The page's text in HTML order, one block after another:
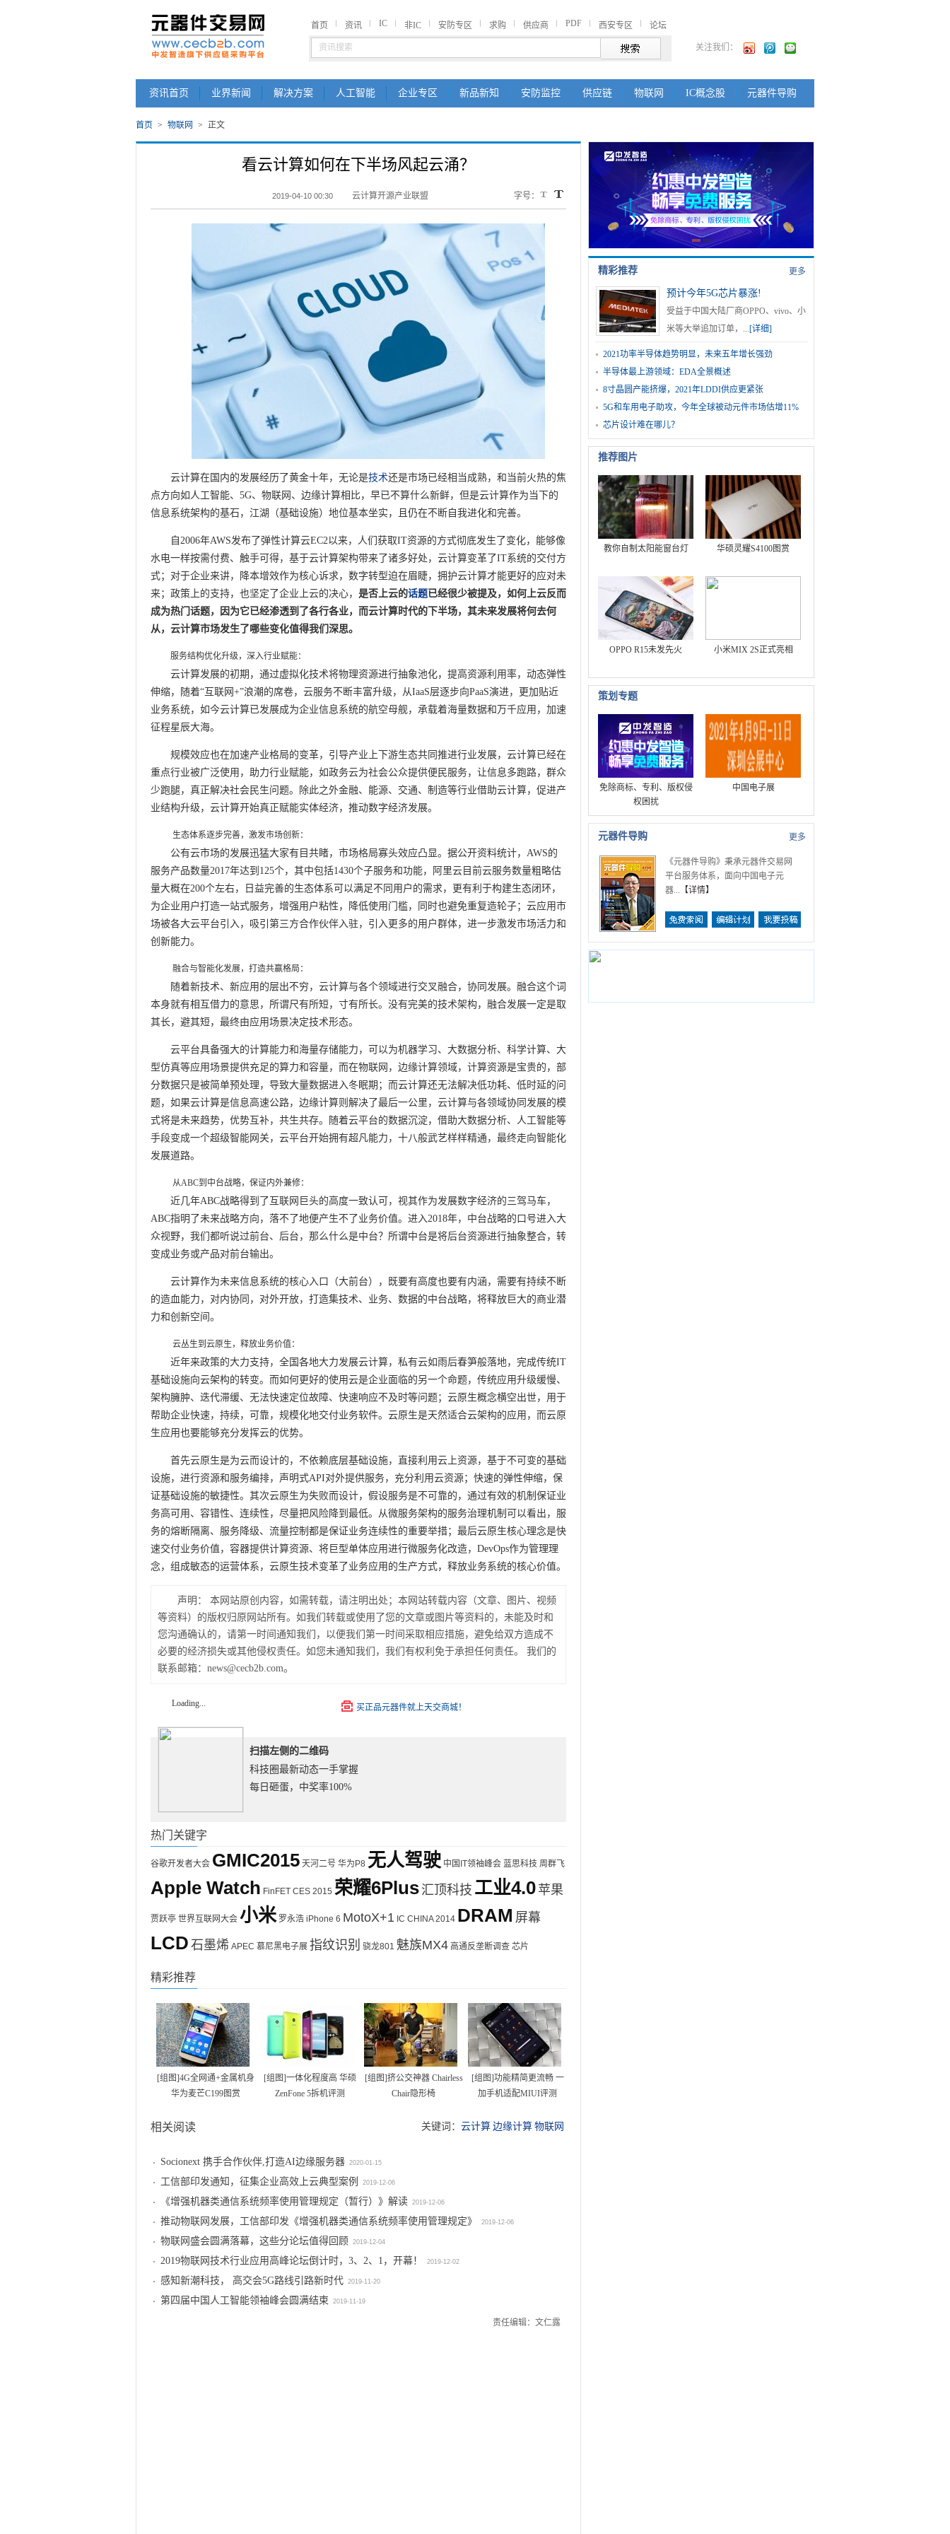
首页 资讯 IC 非IC 安防专区 求购 供应商 PDF 西安专区 论坛
关注我们：
资讯首页 业界新闻 解决方案 人工智能 企业专区 新品新知 安防监控 供应链 物联网 IC概念股 元器件导购
首页 > 物联网 > 正文
看云计算如何在下半场风起云涌？
2019-04-10 00:30 云计算开源产业联盟 字号：
云计算在国内的发展经历了黄金十年，无论是技术还是市场已经相当成熟，和当前火热的焦
点方向如人工智能、5G、物联网、边缘计算相比，早已不算什么新鲜，但是云计算作为当下的
信息系统架构的基石，江湖（基础设施）地位基本坐实，且仍在不断自我进化和完善。
自2006年AWS发布了弹性计算云EC2以来，人们获取IT资源的方式彻底发生了变化，能够像
水电一样按需付费、触手可得，基于云计算架构带来了诸多好处，云计算变革了IT系统的交付方
式；对于企业来讲，降本增效作为核心诉求，数字转型迫在眉睫，拥护云计算才能更好的应对未
来；政策上的支持，也坚定了企业上云的决心， 是否上云的话题已经很少被提及，如何上云反而
成为热门话题，因为它已经渗透到了各行各业，而云计算时代的下半场，其未来发展将何去何
从，云计算市场发生了哪些变化值得我们深思。
服务结构优化升级，深入行业赋能：
云计算发展的初期，通过虚拟化技术将物理资源进行抽象池化，提高资源利用率，动态弹性
伸缩，随着“互联网+”浪潮的席卷，云服务不断丰富升级，从IaaS层逐步向PaaS演进，更加贴近
业务系统，如今云计算已发展成为企业信息系统的航空母舰，承载着海量数据和万千应用，加速
征程星辰大海。
规模效应也在加速产业格局的变革，引导产业上下游生态共同推进行业发展，云计算已经在
重点行业被广泛使用，助力行业赋能，如政务云为社会公众提供便民服务，让信息多跑路，群众
少跑腿，真正解决社会民生问题。除此之外金融、能源、交通、制造等行业借助云计算，促进产
业结构升级，云计算开始真正赋能实体经济，推动数字经济发展。
生态体系逐步完善，激发市场创新：
公有云市场的发展迅猛大家有目共睹，市场格局寡头效应凸显。据公开资料统计，AWS的
服务产品数量2017年达到125个，其中包括1430个子服务和功能，阿里云目前云服务数量粗略估
量大概在200个左右，日益完善的生态体系可以满足不同用户的需求，更有利于构建生态闭环，
为企业用户打造一站式服务，增强用户粘性，降低使用门槛，同时也避免重复造轮子；云应用市
场被各大云平台引入，吸引第三方合作伙伴入驻，引入更多的用户群体，进一步激发市场活力和
创新能力。
融合与智能化发展，打造共赢格局：
随着新技术、新应用的层出不穷，云计算与各个领域进行交叉融合，协同发展。融合这个词
本身就有相互借力的意思，所谓尺有所短，寸有所长。没有完美的技术架构，融合发展一定是取
其长，避其短，最终由应用场景决定技术形态。
云平台具备强大的计算能力和海量存储能力，可以为机器学习、大数据分析、科学计算、大
型仿真等应用场景提供充足的算力和容量，而在物联网，边缘计算领域，计算资源是宝贵的，部
分数据只是被简单预处理，导致大量数据进入冬眠期；而云计算还无法解决低功耗、低时延的问
题，如果云计算是信息高速公路，边缘计算则解决了最后一公里，云计算与各领域协同发展的模
式将是未来趋势，优势互补，共生共存。随着云平台的数据沉淀，借助大数据分析、人工智能等
手段变成一个超级智能网关，云平台开始拥有超凡能力，十八般武艺样样精通，最终走向智能化
发展道路。
从ABC到中台战略，保证内外兼修：
近几年ABC战略得到了互联网巨头的高度一致认可，视其作为发展数字经济的三驾马车，
ABC指明了未来战略方向，落不了地便产生不了业务价值。进入2018年，中台战略的口号进入大
众视野，我们都听说过前台、后台，那么什么是中台？所谓中台是将后台资源进行抽象整合，转
变成业务或产品对前台输出。
云计算作为未来信息系统的核心入口（大前台），既要有高度也要有内涵，需要有持续不断
的造血能力，对内协同，对外开放，打造集技术、业务、数据的中台战略，将释放巨大的商业潜
力和创新空间。
云丛生到云原生，释放业务价值：
近年来政策的大力支持，全国各地大力发展云计算，私有云如雨后春笋般落地，完成传统IT
基础设施向云架构的转变。而如何更好的使用云是企业面临的另一个命题，传统应用升级缓慢、
架构臃肿、迭代滞缓、无法快速定位故障、快速响应不及时等问题；云原生概念横空出世，用于
帮助企业快速，持续，可靠，规模化地交付业务软件。云原生是天然适合云架构的应用，而云原
生应用也要能够充分发挥云的优势。
首先云原生是为云而设计的，不依赖底层基础设施，直接利用云上资源，基于不可变的基础
设施，进行资源和服务编排，声明式API对外提供服务，充分利用云资源；快速的弹性伸缩，保
证基础设施的敏捷性。其次云原生为失败而设计，假设服务是不可靠的，通过有效的机制保证业
务高可用、容错性、连续性，尽量把风险降到最低。从微服务架构的服务治理机制可以看出，服
务的熔断隔离、服务降级、流量控制都是保证业务连续性的重要举措；最后云原生核心理念是快
速交付业务价值，容器提供计算资源、将巨型单体应用进行微服务化改造，DevOps作为管理理
念，组成敏态的运营体系，云原生技术变革了业务应用的生产方式，释放业务系统的核心价值。
声明：
本网站原创内容，如需转载，请注明出处；本网站转载内容（文章、图片、视频
等资料）的版权归原网站所有。如我们转载或使用了您的文章或图片等资料的，未能及时和
您沟通确认的，请第一时间通知我们，以便我们第一时间采取相应措施，避免给双方造成不
必要的经济损失或其他侵权责任。如您未通知我们，我们有权利免于承担任何责任。 我们的
联系邮箱：news@cecb2b.com。
Loading... 买正品元器件就上天交商城！
扫描左侧的二维码
科技圈最新动态一手掌握
每日砸蛋，中奖率100%
热门关键字
谷歌开发者大会 GMIC2015 天河二号 华为P8 无人驾驶 中国IT领袖峰会 蓝思科技 周群飞
Apple Watch FinFET CES 2015 荣耀6Plus 汇顶科技 工业4.0 苹果
贾跃亭 世界互联网大会 小米 罗永浩 iPhone 6 MotoX+1 IC CHINA 2014 DRAM 屏幕
LCD 石墨烯 APEC 慕尼黑电子展 指纹识别 骁龙801 魅族MX4 高通反垄断调查 芯片
精彩推荐
[组图]4G全网通+金属机身
华为麦芒C199图赏
[组图]一体化程度高 华硕
ZenFone 5拆机评测
[组图]挤公交神器 Chairless
Chair隐形椅
[组图]功能精简更流畅 一
加手机适配MIUI评测
相关阅读 关键词： 云计算 边缘计算 物联网
Socionext 携手合作伙伴,打造AI边缘服务器 2020-01-15
工信部印发通知，征集企业高效上云典型案例 2019-12-06
《增强机器类通信系统频率使用管理规定（暂行）》解读 2019-12-06
推动物联网发展，工信部印发《增强机器类通信系统频率使用管理规定》 2019-12-06
物联网盛会圆满落幕，这些分论坛值得回顾 2019-12-04
2019物联网技术行业应用高峰论坛倒计时，3、2、1，开幕！ 2019-12-02
感知新潮科技， 高交会5G路线引路新时代 2019-11-20
第四届中国人工智能领袖峰会圆满结束 2019-11-19
责任编辑：文仁露
更多
精彩推荐
预计今年5G芯片暴涨!
受益于中国大陆厂商OPPO、vivo、小
米等大举追加订单，...[详细]
2021功率半导体趋势明显，未来五年增长强劲
半导体最上游领域：EDA全景概述
8寸晶圆产能挤爆，2021年LDDI供应更紧张
5G和车用电子助攻，今年全球被动元件市场估增11%
芯片设计难在哪儿？
推荐图片
教你自制太阳能窗台灯 华硕灵耀S4100图赏
OPPO R15未发先火 小米MIX 2S正式亮相
策划专题
免除商标、专利、版权侵
权困扰
中国电子展
更多
元器件导购
《元器件导购》秉承元器件交易网
平台服务体系，面向中国电子元
器... 【详情】